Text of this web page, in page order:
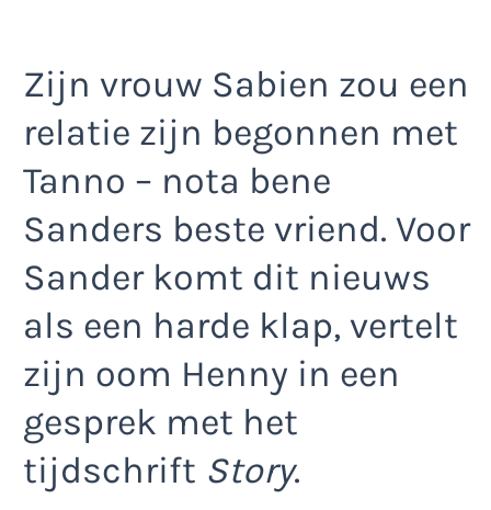
Zijn vrouw Sabien zou een
relatie zijn begonnen met
Tanno – nota bene
Sanders beste vriend. Voor
Sander komt dit nieuws
als een harde klap, vertelt
zijn oom Henny in een
gesprek met het
tijdschrift Story.